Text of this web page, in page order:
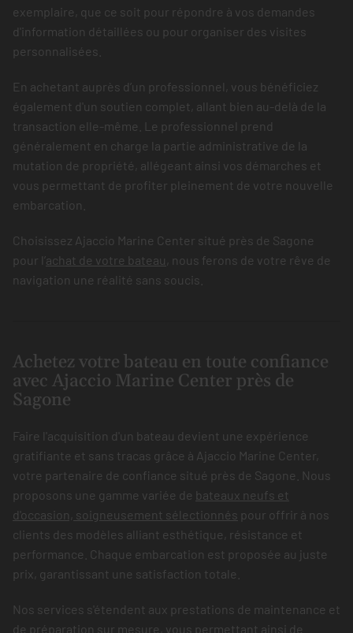
exemplaire, que ce soit pour répondre à vos demandes
d'information détaillées ou pour organiser des visites
personnalisées.
En achetant auprès d’un professionnel, vous bénéficiez
également d'un soutien complet, allant bien au-delà de la
transaction elle-même. Le professionnel prend
généralement en charge la partie administrative de la
mutation de propriété, allégeant ainsi vos démarches et
vous permettant de profiter pleinement de votre nouvelle
embarcation.
Choisissez Ajaccio Marine Center situé près de Sagone
pour l’achat de votre bateau , nous ferons de votre rêve de
navigation une réalité sans soucis.
Achetez votre bateau en toute confiance
avec Ajaccio Marine Center près de
Sagone
Faire l'acquisition d'un bateau devient une expérience
gratifiante et sans tracas grâce à Ajaccio Marine Center,
votre partenaire de confiance situé près de Sagone. Nous
proposons une gamme variée de bateaux neufs et
d'occasion, soigneusement sélectionnés pour offrir à nos
clients des modèles alliant esthétique, résistance et
performance. Chaque embarcation est proposée au juste
prix, garantissant une satisfaction totale.
Nos services s'étendent aux prestations de maintenance et
de préparation sur mesure, vous permettant ainsi de